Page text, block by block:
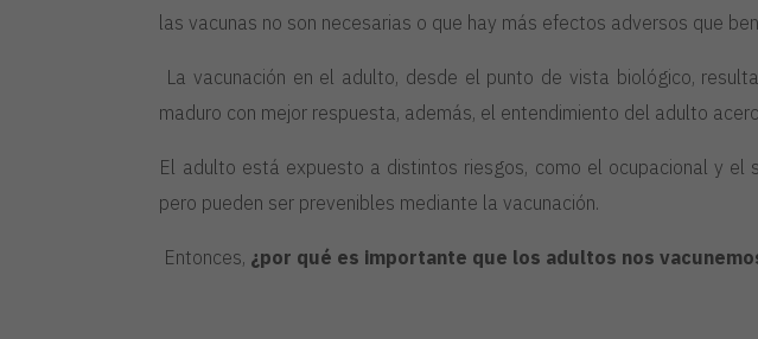
las vacunas no son necesarias o que hay más efectos adversos que
La vacunación en el adulto, desde el punto de vista biológico,
maduro con mejor respuesta, además, el entendimiento del adulto
El adulto está expuesto a distintos riesgos, como el ocupacional y el
pero pueden ser prevenibles mediante la vacunación.
Entonces, ¿por qué es importante que los adultos nos